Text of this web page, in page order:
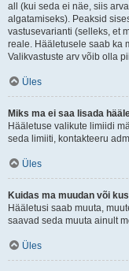
all (kui seda ei näe, siis
algatamiseks). Peaksid
vastusevarianti (selleks, et
reale. Hääletusele saab ka
Valikvastuste arv võib olla
Üles
Miks ma ei saa lisada
Hääletuse valikute limiidi
seda limiiti, kontakteeru
Üles
Kuidas ma muudan või
Hääletusi saab muuta,
saavad seda muuta ainult
Üles